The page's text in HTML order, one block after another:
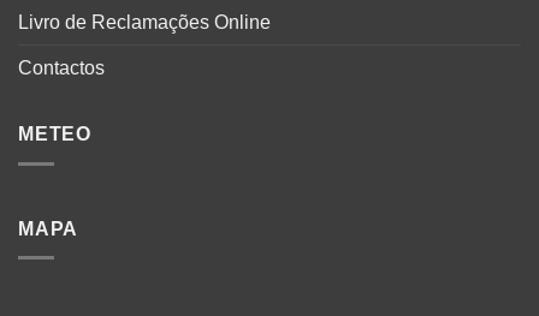
Livro de Reclamações Online
Contactos
METEO
MAPA